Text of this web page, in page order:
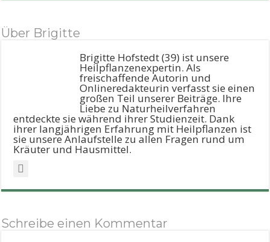
Über Brigitte
Brigitte Hofstedt (39) ist unsere
Heilpflanzenexpertin. Als
freischaffende Autorin und
Onlineredakteurin verfasst sie einen
großen Teil unserer Beiträge. Ihre
Liebe zu Naturheilverfahren
entdeckte sie während ihrer Studienzeit. Dank
ihrer langjährigen Erfahrung mit Heilpflanzen ist
sie unsere Anlaufstelle zu allen Fragen rund um
Kräuter und Hausmittel.
Schreibe einen Kommentar